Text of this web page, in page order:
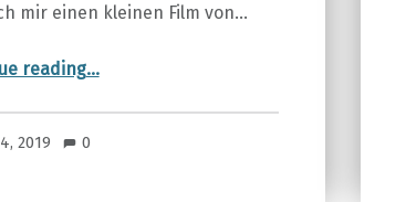
mir einen kleinen Film von…
reading“KRAFTVOLLE GEDANKEN ZU FEHLERN UND VERANTWORTUNG”
…
2019 0